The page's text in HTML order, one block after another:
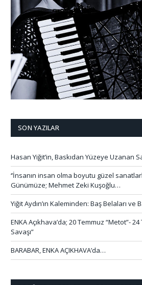
SON YAZILAR
Hasan Yiğit’in, Baskıdan Yüzeye Uzanan
‘’İnsanın insan olma boyutu güzel
Günümüze; Mehmet Zeki Kuşoğlu…
Yiğit Aydın’ın Kaleminden: Baş Belaları ve
ENKA Açıkhava’da; 20 Temmuz “Metot”-
Savaşı”
BARABAR, ENKA AÇIKHAVA’da…